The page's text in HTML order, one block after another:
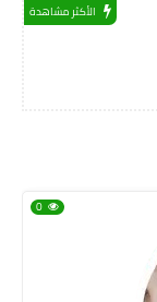
الأكثر مشاهدة
0